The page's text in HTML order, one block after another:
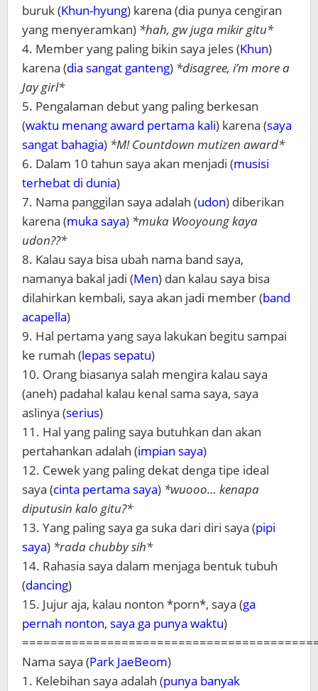
buruk (Khun-hyung) karena (dia punya cengiran
yang menyeramkan) *hah, gw juga mikir gitu*
4. Member yang paling bikin saya jeles (Khun)
karena (dia sangat ganteng) *disagree, i’m more a
Jay girl*
5. Pengalaman debut yang paling berkesan
(waktu menang award pertama kali) karena (saya
sangat bahagia) *M! Countdown mutizen award*
6. Dalam 10 tahun saya akan menjadi (musisi
terhebat di dunia)
7. Nama panggilan saya adalah (udon) diberikan
karena (muka saya) *muka Wooyoung kaya
udon??*
8. Kalau saya bisa ubah nama band saya,
namanya bakal jadi (Men) dan kalau saya bisa
dilahirkan kembali, saya akan jadi member (band
acapella)
9. Hal pertama yang saya lakukan begitu sampai
ke rumah (lepas sepatu)
10. Orang biasanya salah mengira kalau saya
(aneh) padahal kalau kenal sama saya, saya
aslinya (serius)
11. Hal yang paling saya butuhkan dan akan
pertahankan adalah (impian saya)
12. Cewek yang paling dekat denga tipe ideal
saya (cinta pertama saya) *wuooo… kenapa
diputusin kalo gitu?*
13. Yang paling saya ga suka dari diri saya (pipi
saya) *rada chubby sih*
14. Rahasia saya dalam menjaga bentuk tubuh
(dancing)
15. Jujur aja, kalau nonton *porn*, saya (ga
pernah nonton, saya ga punya waktu)
Nama saya (Park JaeBeom)
1. Kelebihan saya adalah (punya banyak